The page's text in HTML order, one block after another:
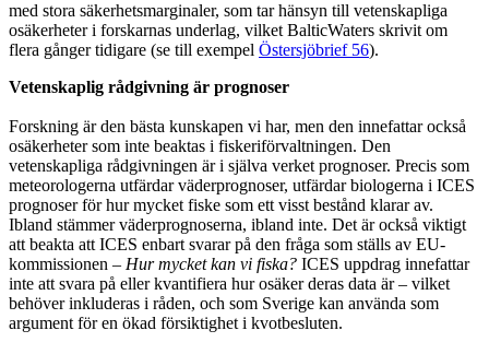
med stora säkerhetsmarginaler, som tar hänsyn till vetenskapliga
osäkerheter i forskarnas underlag, vilket BalticWaters skrivit om
flera gånger tidigare (se till exempel Östersjöbrief 56).
Vetenskaplig rådgivning är prognoser
Forskning är den bästa kunskapen vi har, men den innefattar också
osäkerheter som inte beaktas i fiskeriförvaltningen. Den
vetenskapliga rådgivningen är i själva verket prognoser. Precis som
meteorologerna utfärdar väderprognoser, utfärdar biologerna i ICES
prognoser för hur mycket fiske som ett visst bestånd klarar av.
Ibland stämmer väderprognoserna, ibland inte. Det är också viktigt
att beakta att ICES enbart svarar på den fråga som ställs av EU-
kommissionen – Hur mycket kan vi fiska? ICES uppdrag innefattar
inte att svara på eller kvantifiera hur osäker deras data är – vilket
behöver inkluderas i råden, och som Sverige kan använda som
argument för en ökad försiktighet i kvotbesluten.